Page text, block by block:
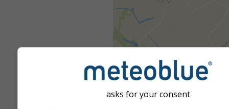
asks for your consent